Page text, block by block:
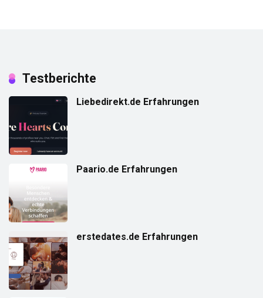
Testberichte
Liebedirekt.de Erfahrungen
Paario.de Erfahrungen
erstedates.de Erfahrungen